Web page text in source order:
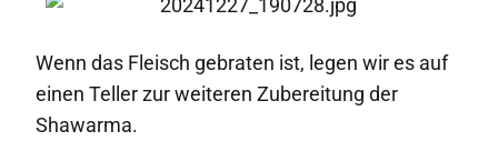
Wenn das Fleisch gebraten ist, legen wir es auf
einen Teller zur weiteren Zubereitung der
Shawarma.